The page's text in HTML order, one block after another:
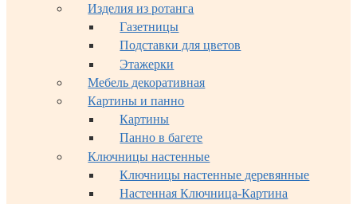
Изделия из ротанга
Газетницы
Подставки для цветов
Этажерки
Мебель декоративная
Картины и панно
Картины
Панно в багете
Ключницы настенные
Ключницы настенные деревянные
Настенная Ключница-Картина